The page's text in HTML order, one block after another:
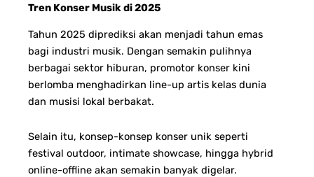
Tren Konser Musik di 2025
Tahun 2025 diprediksi akan menjadi tahun emas
bagi industri musik. Dengan semakin pulihnya
berbagai sektor hiburan, promotor konser kini
berlomba menghadirkan line-up artis kelas dunia
dan musisi lokal berbakat.
Selain itu, konsep-konsep konser unik seperti
festival outdoor, intimate showcase, hingga hybrid
online-offline akan semakin banyak digelar.